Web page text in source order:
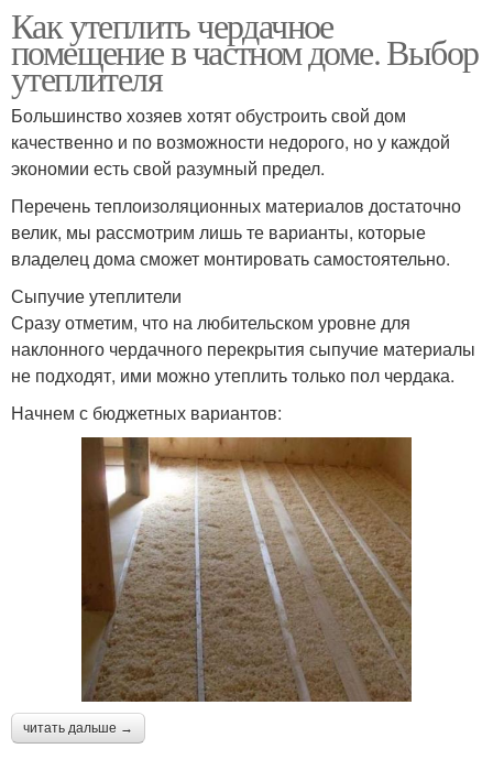
Как утеплить чердачное
помещение в частном доме. Выбор
утеплителя
Большинство хозяев хотят обустроить свой дом
качественно и по возможности недорого, но у каждой
экономии есть свой разумный предел.
Перечень теплоизоляционных материалов достаточно
велик, мы рассмотрим лишь те варианты, которые
владелец дома сможет монтировать самостоятельно.
Сыпучие утеплители
Сразу отметим, что на любительском уровне для
наклонного чердачного перекрытия сыпучие материалы
не подходят, ими можно утеплить только пол чердака.
Начнем с бюджетных вариантов:
читать дальше →